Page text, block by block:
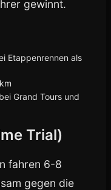
gewinnt.
Etappenrennen als
Grand Tours und
Trial)
fahren 6-8
gegen die